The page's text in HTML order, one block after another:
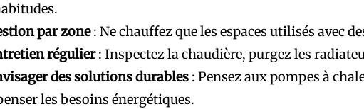
par zone: Ne chauffez que les espaces utilisés avec
régulier: Inspectez la chaudière, purgez les
des solutions durables: Pensez aux pompes à
les besoins énergétiques.